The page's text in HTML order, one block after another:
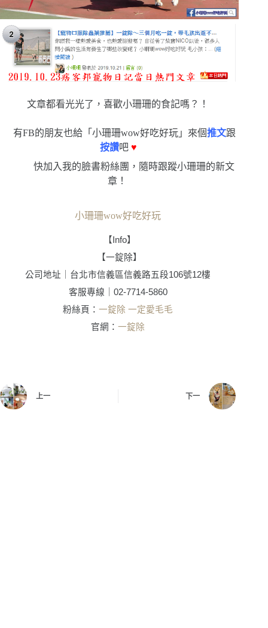
文章都看光光了，喜歡小珊珊的食記嗎？！
有FB的朋友也給「小珊珊wow好吃好玩」來個推文跟
按讚吧 ♥
快加入我的臉書粉絲團，隨時跟蹤小珊珊的新文
章！
小珊珊wow好吃好玩
【 Info】
【一錠除】
公司地址｜台北市信義區信義路五段106號12樓
客服專線｜02-7714-5860
粉絲頁 ：一錠除 一定愛毛毛
官網：一錠除
上一 下一